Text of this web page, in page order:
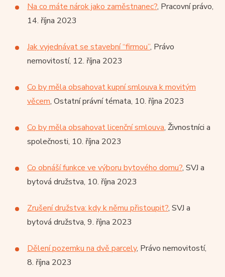
Na co máte nárok jako zaměstnanec?, Pracovní právo,
14. října 2023
Jak vyjednávat se stavební “firmou”, Právo
nemovitostí, 12. října 2023
Co by měla obsahovat kupní smlouva k movitým
věcem, Ostatní právní témata, 10. října 2023
Co by měla obsahovat licenční smlouva, Živnostníci a
společnosti, 10. října 2023
Co obnáší funkce ve výboru bytového domu?, SVJ a
bytová družstva, 10. října 2023
Zrušení družstva: kdy k němu přistoupit?, SVJ a
bytová družstva, 9. října 2023
Dělení pozemku na dvě parcely, Právo nemovitostí,
8. října 2023